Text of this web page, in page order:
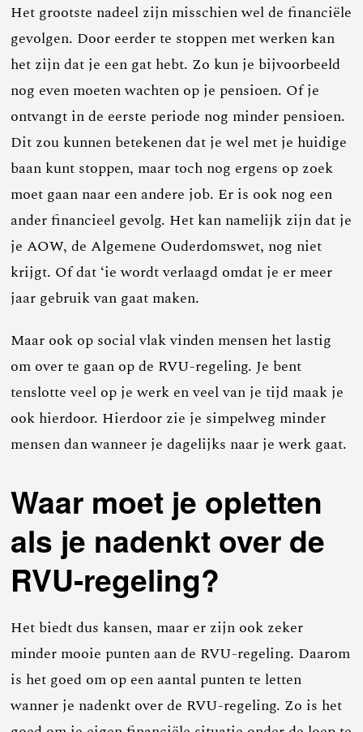
Het grootste nadeel zijn misschien wel de financiële
gevolgen. Door eerder te stoppen met werken kan
het zijn dat je een gat hebt. Zo kun je bijvoorbeeld
nog even moeten wachten op je pensioen. Of je
ontvangt in de eerste periode nog minder pensioen.
Dit zou kunnen betekenen dat je wel met je huidige
baan kunt stoppen, maar toch nog ergens op zoek
moet gaan naar een andere job. Er is ook nog een
ander financieel gevolg. Het kan namelijk zijn dat je
je AOW, de Algemene Ouderdomswet, nog niet
krijgt. Of dat ‘ie wordt verlaagd omdat je er meer
jaar gebruik van gaat maken.
Maar ook op social vlak vinden mensen het lastig
om over te gaan op de RVU-regeling. Je bent
tenslotte veel op je werk en veel van je tijd maak je
ook hierdoor. Hierdoor zie je simpelweg minder
mensen dan wanneer je dagelijks naar je werk gaat.
Waar moet je opletten
als je nadenkt over de
RVU-regeling?
Het biedt dus kansen, maar er zijn ook zeker
minder mooie punten aan de RVU-regeling. Daarom
is het goed om op een aantal punten te letten
wanner je nadenkt over de RVU-regeling. Zo is het